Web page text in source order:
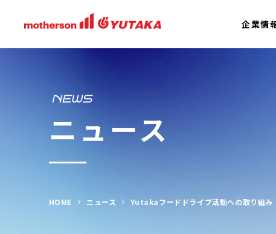
企業情
NEWS
ニュース
HOME ニュース Yutakaフードドライブ活動への取り組み